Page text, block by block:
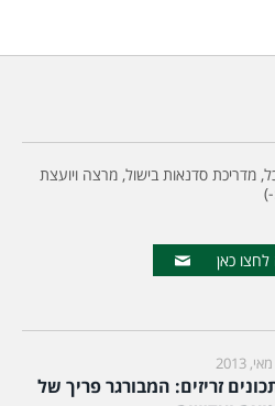
מדריכת סדנאות בישול, מרצה ויועצת
)
כאן
זריזים: המבורגר פריך של